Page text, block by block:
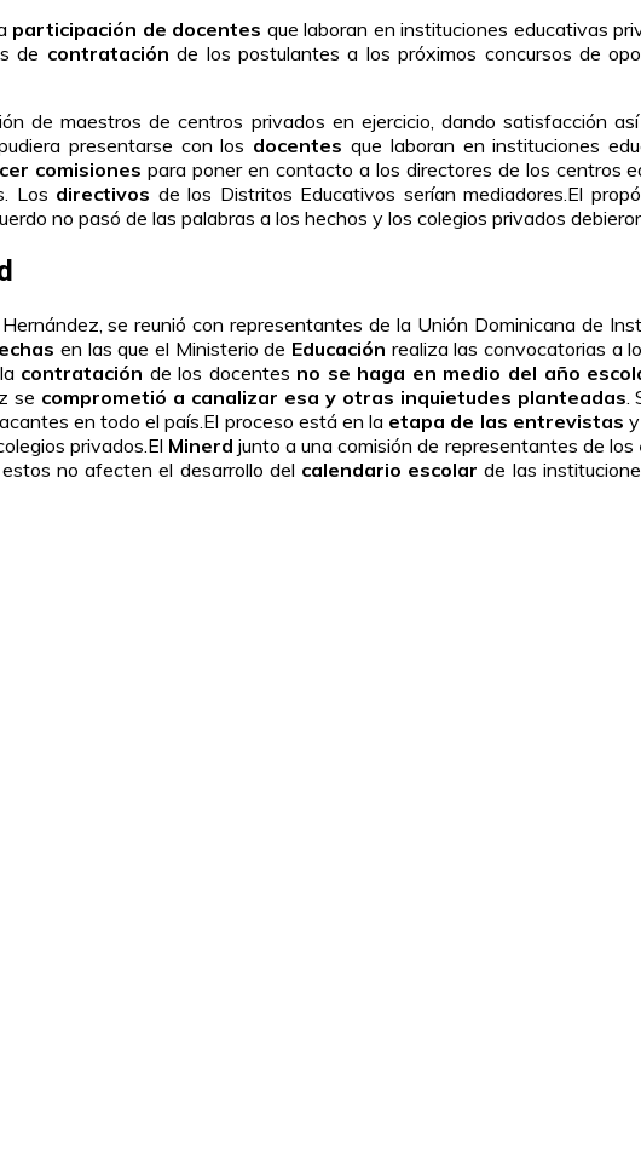
participación de docentes que laboran en instituciones educativas
de contrataciónde los postulantes a los próximos concursos de
de maestros de centros privados en ejercicio, dando satisfacción
presentarse con los docentes que laboran en instituciones
comisiones para poner en contacto a los directores de los centros
Los directivos de los Distritos Educativos serían mediadores.El
no pasó de las palabras a los hechos y los colegios privados
se reunió con representantes de la Unión Dominicana de
en las que el Ministerio de Educación realiza las convocatorias a
contratación de los docentes no se haga en medio del año
se comprometió a canalizar esa y otras inquietudes planteadas.
en todo el país.El proceso está en la etapa de las entrevistas
privados.El Minerd junto a una comisión de representantes de los
no afecten el desarrollo del calendario escolar de las